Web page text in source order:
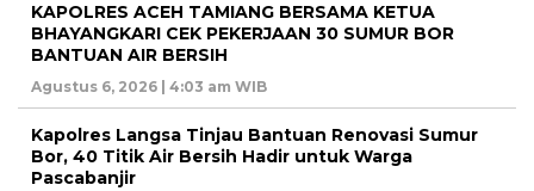
KAPOLRES ACEH TAMIANG BERSAMA KETUA
BHAYANGKARI CEK PEKERJAAN 30 SUMUR BOR
BANTUAN AIR BERSIH
Agustus 6, 2026 | 4:03 am WIB
Kapolres Langsa Tinjau Bantuan Renovasi Sumur
Bor, 40 Titik Air Bersih Hadir untuk Warga
Pascabanjir